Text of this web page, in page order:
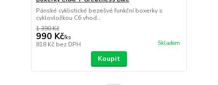
Pánské cyklistické bezešvé funkční boxerky s
cyklovložkou C6 vhod...
1 390 Kč
990 Kč/ks
818 Kč bez DPH Skladem
Koupit